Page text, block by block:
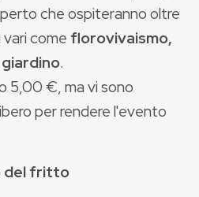
che ospiteranno oltre
come florovivaismo,
.
5,00 €, ma vi sono
per rendere l'evento
del fritto